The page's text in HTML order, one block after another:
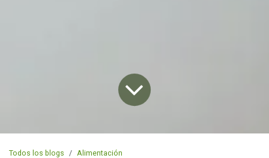
Todos los blogs
Alimentación